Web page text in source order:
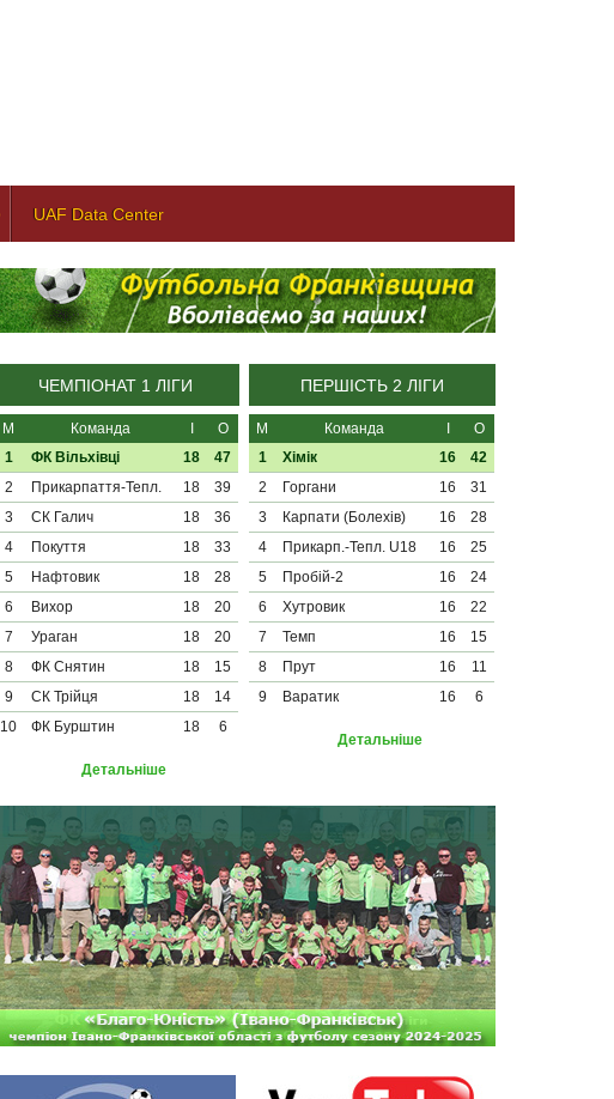
UAF Data Center
ЧЕМПІОНАТ 1 ЛІГИ
М Команда
О
1
ФК Вільхівці 18
47
2
Прикарпаття-Тепл. 18
39
3
СК Галич 18
36
4
Покуття 18
33
5
Нафтовик 18
28
6
Вихор 18
20
7
Ураган 18
20
8
ФК Снятин 18
15
9
СК Трійця 18
14
10
ФК Бурштин 18 6
Детальніше
ПЕРШІСТЬ 2 ЛІГИ
М Команда
О
1
Хімік 16
42
2
Горгани 16
31
3
Карпати (Болехів) 16
28
4
Прикарп.-Тепл. U18 16
25
5
Пробій-2 16
24
6
Хутровик 16
22
7
Темп 16
15
8
Прут 16
11
9
Варатик 16 6
Детальніше